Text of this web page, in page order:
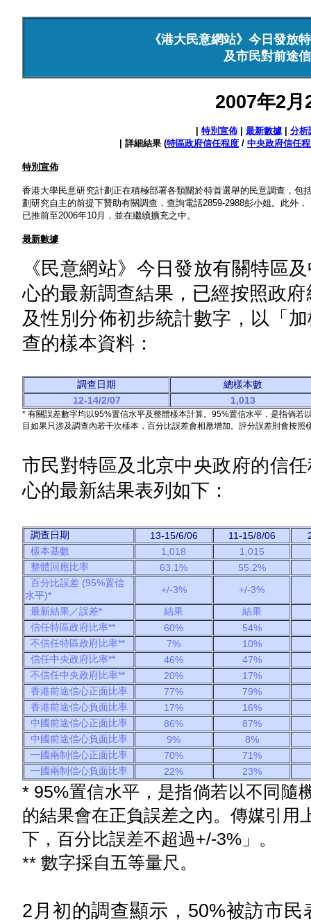
《港大民意網站》今日發放
及市民對前途
2007年2月
特別宣佈| 最新數據
分析
| 詳細結果 (特區政府信任程度 / 中央政府信任
特別宣佈
香港大學民意研究計劃正在積極部署各類關於特首選舉的民意調查，
劃研究自主的前提下贊助有關調查，查詢電話2859-2988彭小姐。此外
已推前至2006年10月，並在繼續擴充之中。
最新數據
《民意網站》今日發放有關特區
心的最新調查結果，已經按照政
及性別分佈初步統計數字，以「
查的樣本資料：
調查日期
總樣本數
12-14/2/07
1,013
* 有關誤差數字均以95%置信水平及整體樣本計算。95%置信水平，是指倘
目如果只涉及調查內若干次樣本，百分比誤差會相應增加。評分誤差則會按照
市民對特區及北京中央政府的信
心的最新結果表列如下：
調查日期 13-15/6/06 11-15/8/06
樣本基數
1,018
1,015
整體回應比率
63.1%
55.2%
百分比誤差 (95%置信
水平)*
+/-3%
+/-3%
最新結果／誤差*
結果
結果
信任特區政府比率**
60%
54%
不信任特區政府比率**
7%
10%
信任中央政府比率**
46%
47%
不信任中央政府比率**
20%
17%
香港前途信心正面比率
77%
79%
香港前途信心負面比率
17%
16%
中國前途信心正面比率
86%
87%
中國前途信心負面比率
9%
8%
一國兩制信心正面比率
70%
71%
一國兩制信心負面比率
22% 23%
* 95%置信水平，是指倘若以不同隨
的結果會在正負誤差之內。傳媒引用
下，百分比誤差不超過+/-3%」。
** 數字採自五等量尺。
2月初的調查顯示，50%被訪市